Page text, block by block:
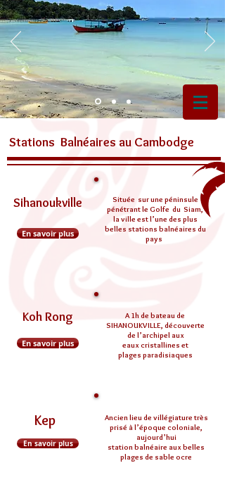
Stations Balnéaires au Cambodge
En savoir plus
Sihanoukville
Située sur une péninsule
pénétrant le Golfe du Siam,
la ville est l’une des plus
belles stations balnéaires du
pays
En savoir plus
Koh Rong
A 1h de bateau de
SIHANOUKVILLE, découverte
de l’archipel aux
eaux cristallines et
plages paradisiaques
En savoir plus
Kep
Ancien lieu de villégiature très
prisé à l’époque coloniale,
aujourd’hui
station balnéaire aux belles
plages de sable ocre